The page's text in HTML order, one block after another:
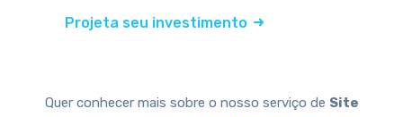
Projeta seu investimento
Quer conhecer mais sobre o nosso serviço de Site